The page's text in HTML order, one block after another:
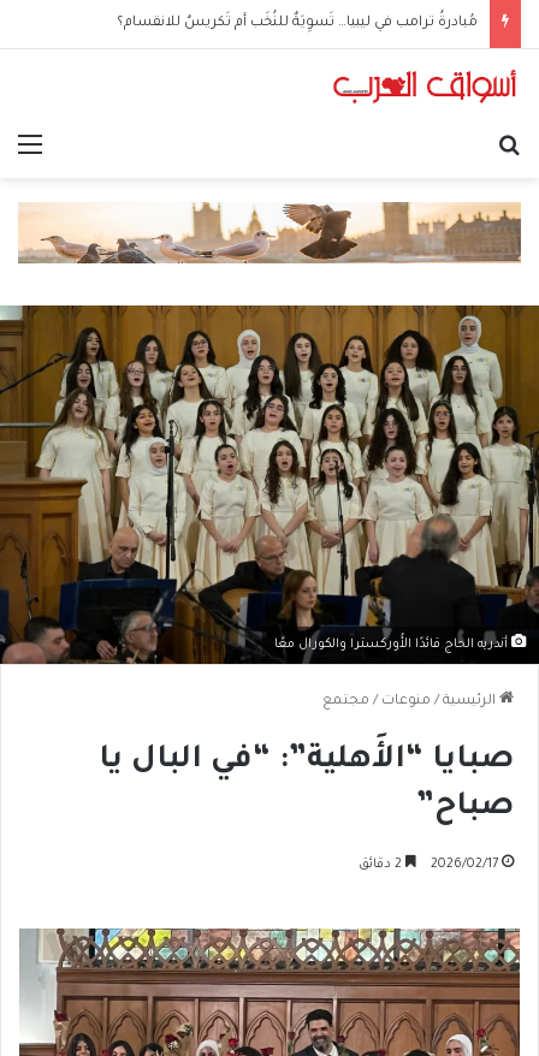
مُبادرةُ ترامب في ليبيا… تَسوِيَةٌ للنُخَب أم تَكريسٌ للانقسام؟
أندريه الحاج قائدًا الأُوركسترا والكورال معًا
الرئيسية / منوعات / مجتمع
صبايا “الأَهلية”: “في البال يا
صباح”
2026/02/17